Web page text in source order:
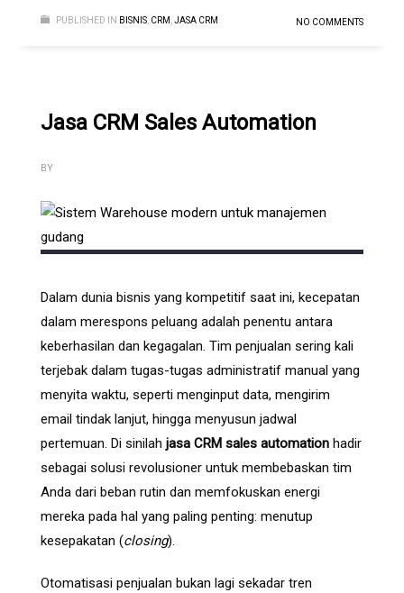
PUBLISHED IN BISNIS, CRM ,JASA CRM NO COMMENTS
Jasa CRM Sales Automation
BY
Dalam dunia bisnis yang kompetitif saat ini, kecepatan
dalam merespons peluang adalah penentu antara
keberhasilan dan kegagalan. Tim penjualan sering kali
terjebak dalam tugas-tugas administratif manual yang
menyita waktu, seperti menginput data, mengirim
email tindak lanjut, hingga menyusun jadwal
pertemuan. Di sinilah jasa CRM sales automation hadir
sebagai solusi revolusioner untuk membebaskan tim
Anda dari beban rutin dan memfokuskan energi
mereka pada hal yang paling penting: menutup
kesepakatan (closing).
Otomatisasi penjualan bukan lagi sekadar tren